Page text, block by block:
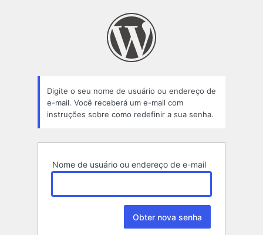
Digite o seu nome de usuário ou endereço de
e-mail. Você receberá um e-mail com
instruções sobre como redefinir a sua senha.
Nome de usuário ou endereço de e-mail